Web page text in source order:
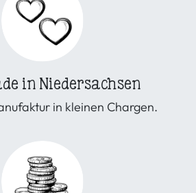
in Niedersachsen
in kleinen Chargen.